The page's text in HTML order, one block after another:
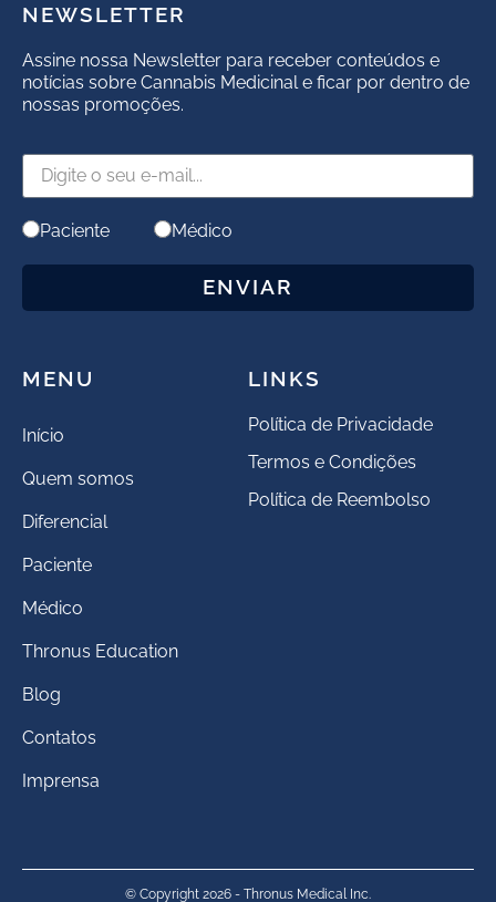
NEWSLETTER
Assine nossa Newsletter para receber conteúdos e
notícias sobre Cannabis Medicinal e ficar por dentro de
nossas promoções.
Paciente Médico
ENVIAR
MENU
Início
Quem somos
Diferencial
Paciente
Médico
Thronus Education
Blog
Contatos
Imprensa
LINKS
Política de Privacidade
Termos e Condições
Política de Reembolso
© Copyright 2026 - Thronus Medical Inc.